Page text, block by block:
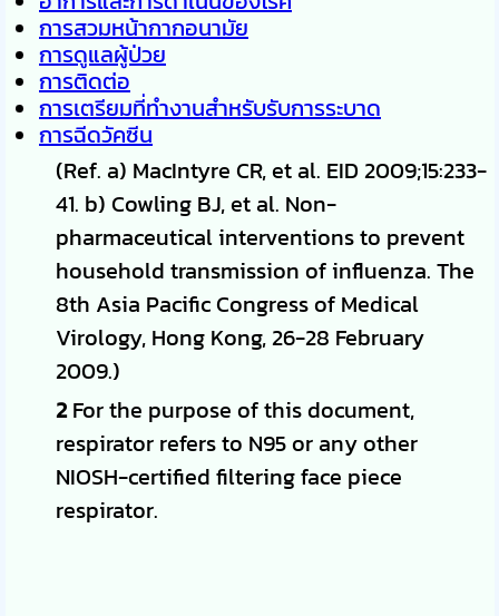
การสวมหน้ากากอนามัย
การดูแลผู้ป่วย
การติดต่อ
การเตรียมที่ทำงานสำหรับรับการระบาด
การฉีดวัคซีน
(Ref. a) MacIntyre CR, et al. EID 2009;15:233-
41. b) Cowling BJ, et al. Non-
pharmaceutical interventions to prevent
household transmission of influenza. The
8th Asia Pacific Congress of Medical
Virology, Hong Kong, 26-28 February
2009.)
2For the purpose of this document,
respirator refers to N95 or any other
NIOSH-certified filtering face piece
respirator.